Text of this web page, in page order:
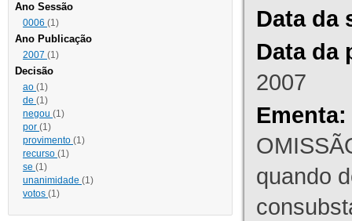
Ano Sessão
0006 (1)
Ano Publicação
2007 (1)
Decisão
ao (1)
de (1)
negou (1)
por (1)
provimento (1)
recurso (1)
se (1)
unanimidade (1)
votos (1)
Data da
Data da
2007
Ementa:
quando